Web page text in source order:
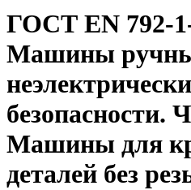
ГОСТ EN 792-
Машины
безопасности.
Машины для
деталей без